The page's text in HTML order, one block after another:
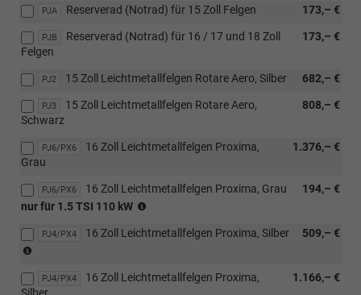
oder
Anhängerzugvorrichtung,
abnehmbar
Adapter
oder
[PTZ]
abnehmbar)
Paket)
[WSA]
Selection
Plus
Paket)
PJA 173,– €
Reserverad (Notrad) für 15 Zoll Felgen
PJB 173,– €
Reserverad (Notrad) für 16 / 17 und 18 Zoll
Felgen
PJ2 682,– €
15 Zoll Leichtmetallfelgen Rotare Aero, Silber
PJ3 808,– €
15 Zoll Leichtmetallfelgen Rotare Aero,
Schwarz
PJ6/PX6 1.376,– €
16 Zoll Leichtmetallfelgen Proxima,
Grau
PJ6/PX6 194,– €
16 Zoll Leichtmetallfelgen Proxima, Grau
nur für 1.5 TSI 110 kW
Verbindung
TSI
PJ4/PX4 509,– €
16 Zoll Leichtmetallfelgen Proxima, Silber
Verbindung
PJ4/PX4 1.166,– €
16 Zoll Leichtmetallfelgen Proxima,
Silber